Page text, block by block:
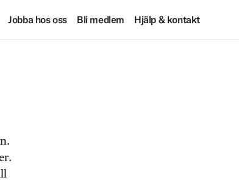
Jobba hos oss Bli medlem Hjälp & kontakt